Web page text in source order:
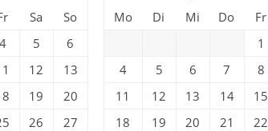
Sa
So
4 5
6
12
13
19
20
26
27
Mo
Di Mi Do Fr
1
4
5 6 7 8
11
12 13 14 15
18
19 20 21 22